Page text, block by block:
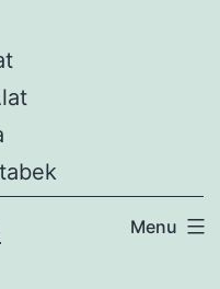
Menu